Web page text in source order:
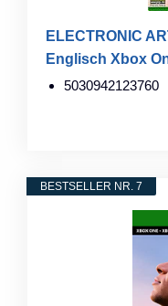
ELECTRONIC
Englisch Xbox
5030942123760
BESTSELLER NR. 7